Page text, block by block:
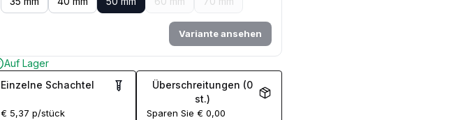
Variante ansehen
Auf Lager
Einzelne Schachtel
€ 5,37 p/stück
Überschreitungen (0
st.)
Sparen Sie € 0,00